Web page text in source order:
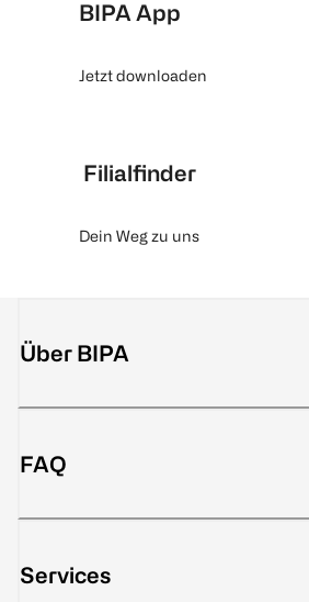
BIPA App
Jetzt downloaden
Filialfinder
Dein Weg zu uns
Über BIPA
FAQ
Services